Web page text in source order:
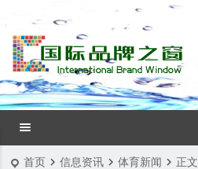
首页 信息资讯 体育新闻 正文